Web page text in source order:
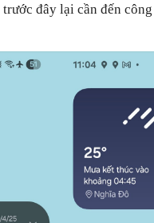
đây lại cần đến